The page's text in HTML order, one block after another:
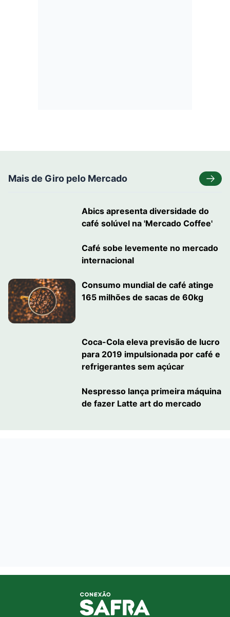
Mais de Giro pelo Mercado
Abics apresenta diversidade do
café solúvel na 'Mercado Coffee'
Café sobe levemente no mercado
internacional
Consumo mundial de café atinge
165 milhões de sacas de 60kg
Coca-Cola eleva previsão de lucro
para 2019 impulsionada por café e
refrigerantes sem açúcar
Nespresso lança primeira máquina
de fazer Latte art do mercado